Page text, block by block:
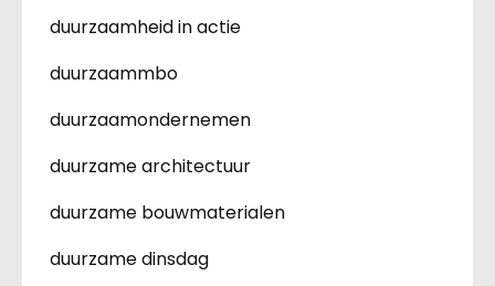
duurzaamheid in actie
duurzaammbo
duurzaamondernemen
duurzame architectuur
duurzame bouwmaterialen
duurzame dinsdag